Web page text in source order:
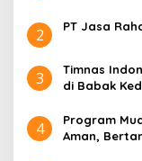
2 PT Jasa
3
Timnas
di Babak
4
Program
Aman,